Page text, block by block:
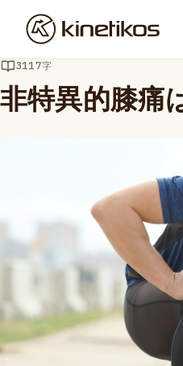
3117字
非特異的膝痛